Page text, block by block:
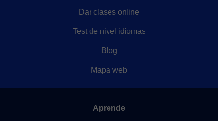
Dar clases online
Test de nivel idiomas
Blog
Mapa web
Aprende